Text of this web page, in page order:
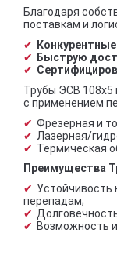
Благодаря
поставкам и
Быструю
Трубы ЭСВ 108х5
с применением
Фрезерная и
Лазерная/
Термическая
Преимущества
Устойчивость
перепадам;
Возможность